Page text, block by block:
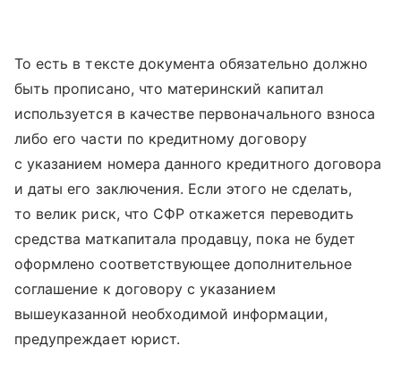
То есть в тексте документа обязательно должно
быть прописано, что материнский капитал
используется в качестве первоначального взноса
либо его части по кредитному договору
с указанием номера данного кредитного договора
и даты его заключения. Если этого не сделать,
то велик риск, что СФР откажется переводить
средства маткапитала продавцу, пока не будет
оформлено соответствующее дополнительное
соглашение к договору с указанием
вышеуказанной необходимой информации,
предупреждает юрист.